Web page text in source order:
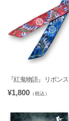
『紅鬼物語』リボン
¥1,800 （税込）